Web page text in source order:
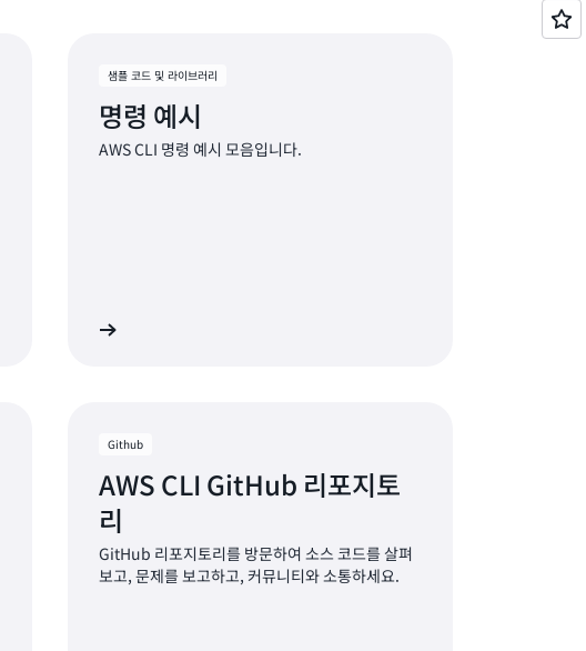
샘플 코드 및 라이브러리
명령 예시
AWS CLI 명령 예시 모음입니다.
Github
AWS CLI GitHub 리포지토
리
GitHub 리포지토리를 방문하여 소스 코드를 살펴
보고, 문제를 보고하고, 커뮤니티와 소통하세요.